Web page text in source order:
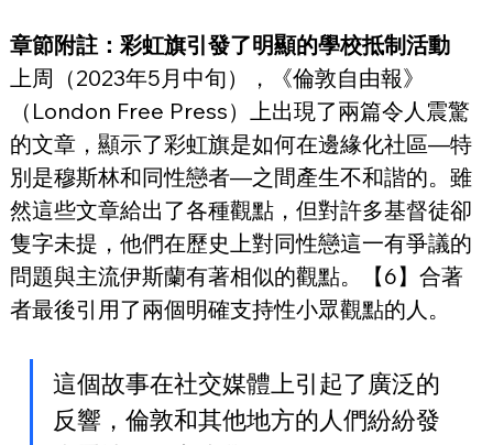
章節附註：彩虹旗引發了明顯的學校抵制活動
上周（2023年5月中旬），《倫敦自由報》
（London Free Press）上出現了兩篇令人震驚
的文章，顯示了彩虹旗是如何在邊緣化社區—特
別是穆斯林和同性戀者—之間產生不和諧的。雖
然這些文章給出了各種觀點，但對許多基督徒卻
隻字未提，他們在歷史上對同性戀這一有爭議的
問題與主流伊斯蘭有著相似的觀點。【6】合著
者最後引用了兩個明確支持性小眾觀點的人。
這個故事在社交媒體上引起了廣泛的
反響，倫敦和其他地方的人們紛紛發